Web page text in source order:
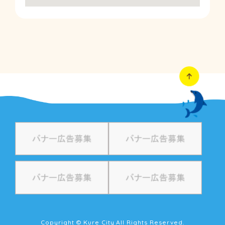
Copyright © Kure City All Rights Reserved.